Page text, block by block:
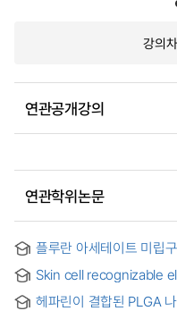
강의
연관공개강의
연관학위논문
플루란 아세테이트 미립
filler: using pullulan
property of H yaluronic
Skin cell recognizable
헤파린이 결합된 PLGA